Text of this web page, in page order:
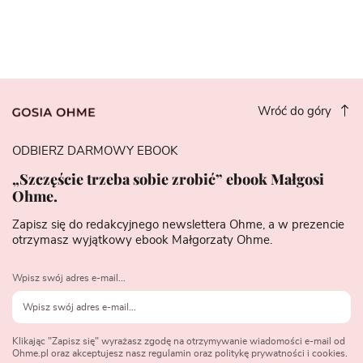
Wróć do góry
ODBIERZ DARMOWY EBOOK
„Szczęście trzeba sobie zrobić” ebook Małgosi
Ohme.
Zapisz się do redakcyjnego newslettera Ohme, a w prezencie
otrzymasz wyjątkowy ebook Małgorzaty Ohme.
Wpisz swój adres e-mail...
Klikając "Zapisz się" wyrażasz zgodę na otrzymywanie wiadomości e-mail od
Ohme.pl oraz akceptujesz nasz regulamin oraz politykę prywatności i cookies.